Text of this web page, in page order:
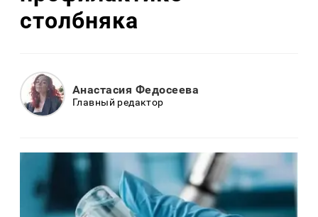
столбняка
Анастасия Федосеева
Главный редактор